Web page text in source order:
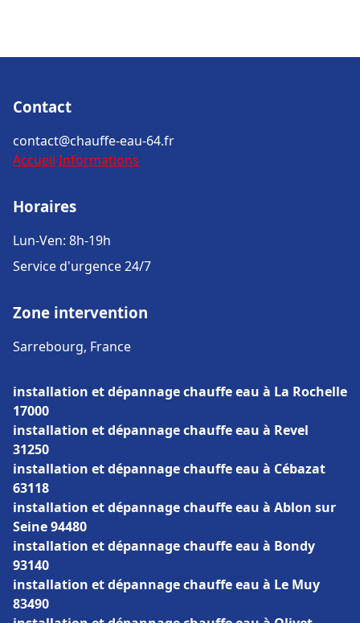
Contact
contact@chauffe-eau-64.fr
Accueil Informations
Horaires
Lun-Ven: 8h-19h
Service d'urgence 24/7
Zone intervention
Sarrebourg, France
installation et dépannage chauffe eau à La Rochelle
17000
installation et dépannage chauffe eau à Revel
31250
installation et dépannage chauffe eau à Cébazat
63118
installation et dépannage chauffe eau à Ablon sur
Seine 94480
installation et dépannage chauffe eau à Bondy
93140
installation et dépannage chauffe eau à Le Muy
83490